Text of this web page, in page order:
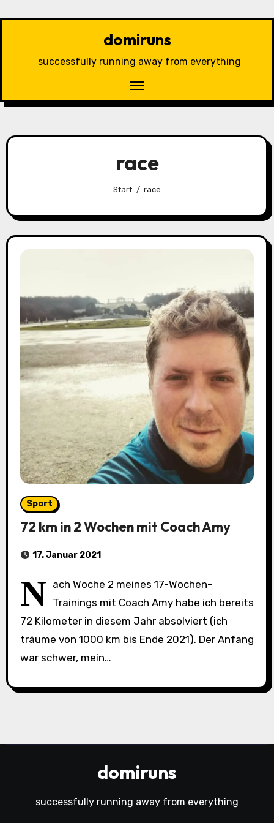
domiruns
successfully running away from everything
race
Start race
Sport
72 km in 2 Wochen mit Coach Amy
17. Januar 2021
N ach Woche 2 meines 17-Wochen-
Trainings mit Coach Amy habe ich bereits
72 Kilometer in diesem Jahr absolviert (ich
träume von 1000 km bis Ende 2021). Der Anfang
war schwer, mein…
domiruns
successfully running away from everything